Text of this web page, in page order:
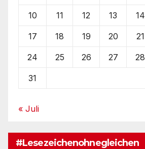
10 11 12 13 14
17 18 19 20 21
24 25 26 27 28
31
« Juli
#Lesezeichenohnegleichen